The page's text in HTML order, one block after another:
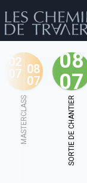
agenda
02
07 08
07
MASTERCLASS
08
07
SORTIE DE CHANTIER